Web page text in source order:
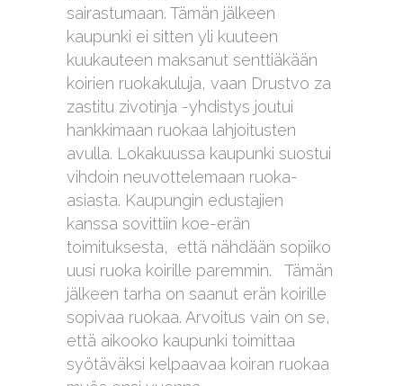
sairastumaan. Tämän jälkeen
kaupunki ei sitten yli kuuteen
kuukauteen maksanut senttiäkään
koirien ruokakuluja, vaan Drustvo za
zastitu zivotinja -yhdistys joutui
hankkimaan ruokaa lahjoitusten
avulla. Lokakuussa kaupunki suostui
vihdoin neuvottelemaan ruoka-
asiasta. Kaupungin edustajien
kanssa sovittiin koe-erän
toimituksesta, että nähdään sopiiko
uusi ruoka koirille paremmin. Tämän
jälkeen tarha on saanut erän koirille
sopivaa ruokaa. Arvoitus vain on se,
että aikooko kaupunki toimittaa
syötäväksi kelpaavaa koiran ruokaa